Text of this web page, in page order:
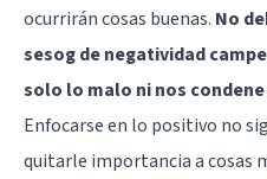
ocurrirán cosas buenas. No
sesog de negatividad
solo lo malo ni nos
Enfocarse en lo positivo no
quitarle importancia a cosas